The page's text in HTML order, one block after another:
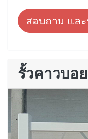
สอบถาม และ
รั้วคาวบอ